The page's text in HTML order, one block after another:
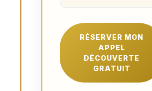
RÉSERVER MON
APPEL
DÉCOUVERTE
GRATUIT